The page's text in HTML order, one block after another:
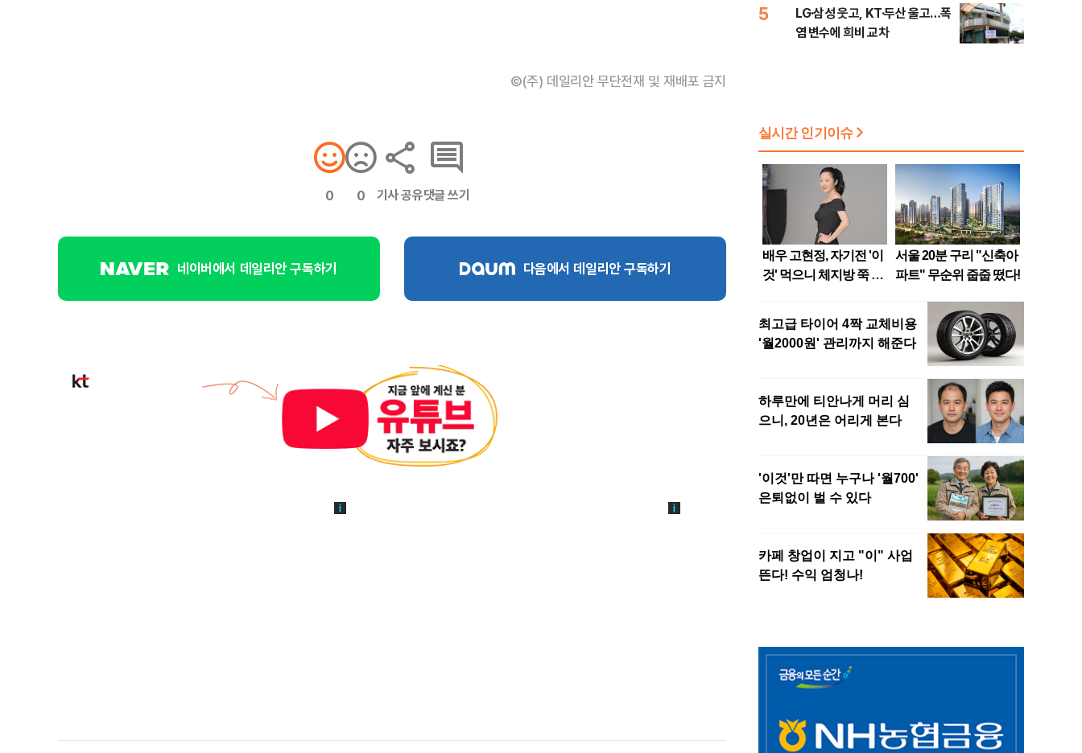
©(주) 데일리안 무단전재 및 재배포 금지
0 0 기사 공유댓글 쓰기
네이버에서 데일리안 구독하기 다음에서 데일리안 구독하기
5
LG·삼성 웃고, KT·두산 울고…폭
염 변수에 희비 교차